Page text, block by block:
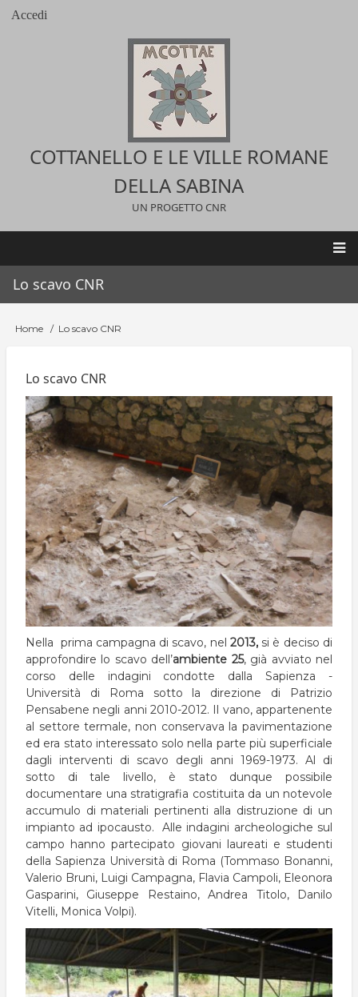
Salta
User
Accedi
COTTANELLO E LE VILLE ROMANE
DELLA SABINA
UN PROGETTO CNR
Main
navigation
Lo scavo CNR
Briciole
pane
Home Lo scavo CNR
Lo scavo CNR
Nella prima campagna di scavo, nel 2013,si è deciso di
approfondire lo scavo dell’ambiente 25, già avviato nel
corso delle indagini condotte dalla Sapienza -
Università di Roma sotto la direzione di Patrizio
Pensabene negli anni 2010-2012. Il vano, appartenente
al settore termale, non conservava la pavimentazione
ed era stato interessato solo nella parte più superficiale
dagli interventi di scavo degli anni 1969-1973. Al di
sotto di tale livello, è stato dunque possibile
documentare una stratigrafia costituita da un notevole
accumulo di materiali pertinenti alla distruzione di un
impianto ad ipocausto. Alle indagini archeologiche sul
campo hanno partecipato giovani laureati e studenti
della Sapienza Università di Roma (Tommaso Bonanni,
Valerio Bruni, Luigi Campagna, Flavia Campoli, Eleonora
Gasparini, Giuseppe Restaino, Andrea Titolo, Danilo
Vitelli, Monica Volpi).